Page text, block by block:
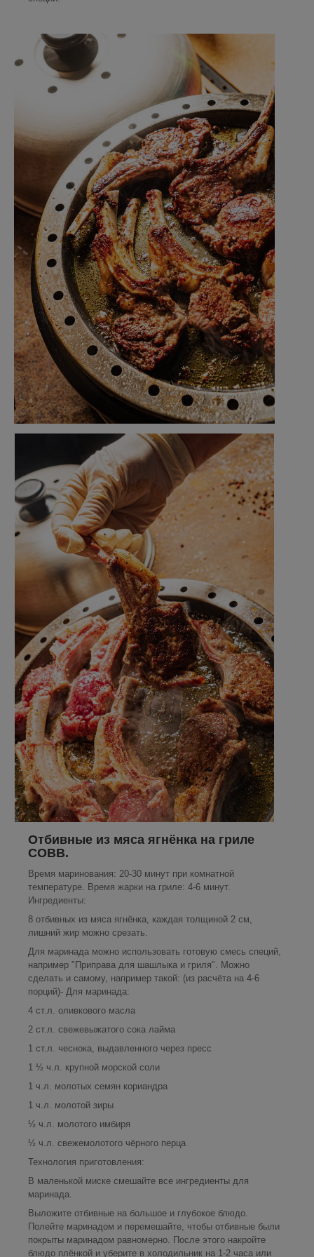
Отбивные из мяса ягнёнка на гриле
COBB.
Время маринования: 20-30 минут при комнатной
температуре. Время жарки на гриле: 4-6 минут.
Ингредиенты:
8 отбивных из мяса ягнёнка, каждая толщиной 2 см,
лишний жир можно срезать.
Для маринада можно использовать готовую смесь специй,
например "Приправа для шашлыка и гриля". Можно
сделать и самому, например такой: (из расчёта на 4-6
порций)- Для маринада:
4 ст.л. оливкового масла
2 ст.л. свежевыжатого сока лайма
1 ст.л. чеснока, выдавленного через пресс
1 ½ ч.л. крупной морской соли
1 ч.л. молотых семян кориандра
1 ч.л. молотой зиры
½ ч.л. молотого имбиря
½ ч.л. свежемолотого чёрного перца
Технология приготовления:
В маленькой миске смешайте все ингредиенты для
маринада.
Выложите отбивные на большое и глубокое блюдо.
Полейте маринадом и перемешайте, чтобы отбивные были
покрыты маринадом равномерно. После этого накройте
блюдо плёнкой и уберите в холодильник на 1-2 часа или